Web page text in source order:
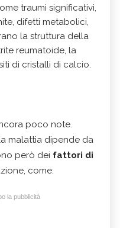
traumi significativi,
difetti metabolici,
la struttura della
reumatoide, la
di cristalli di calcio.
poco note.
malattia dipende da
però dei fattori di
come:
la pubblicità